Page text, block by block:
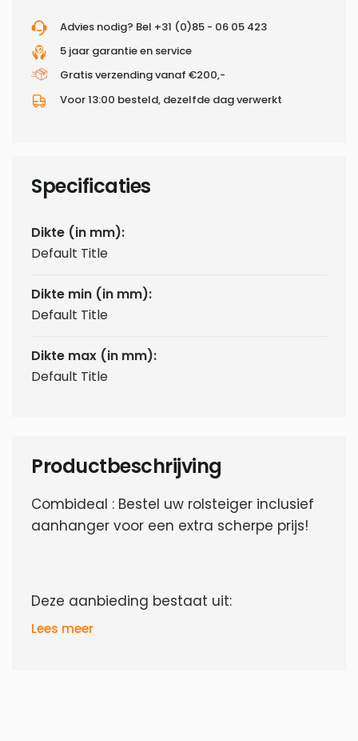
Advies nodig? Bel +31 (0)85 - 06 05 423
5 jaar garantie en service
Gratis verzending vanaf €200,-
Voor 13:00 besteld, dezelfde dag verwerkt
Specificaties
Dikte (in mm):
Default Title
Dikte min (in mm):
Default Title
Dikte max (in mm):
Default Title
Productbeschrijving
Combideal : Bestel uw rolsteiger inclusief
aanhanger voor een extra scherpe prijs!
Deze aanbieding bestaat uit:
Lees meer